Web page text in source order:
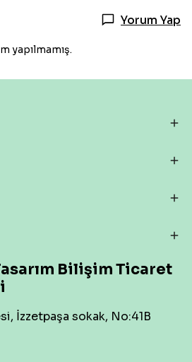
Yorum Yap
yapılmamış.
Bilişim Ticaret
İzzetpaşa sokak, No:41B